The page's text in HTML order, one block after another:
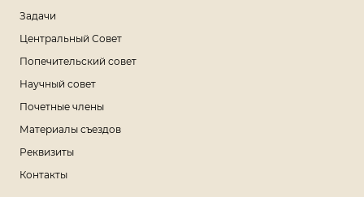
Задачи
Центральный Совет
Попечительский совет
Научный совет
Почетные члены
Материалы съездов
Реквизиты
Контакты